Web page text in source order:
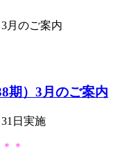
月のご案内
期）3月のご案内
日実施
＊